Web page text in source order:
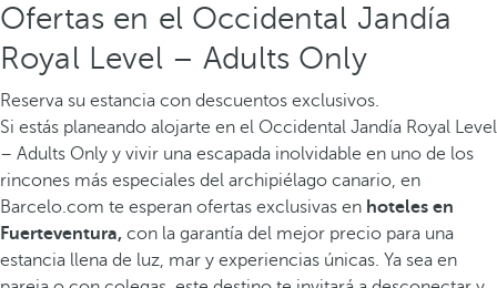
Ofertas en el Occidental Jandía
Royal Level – Adults Only
Reserva su estancia con descuentos exclusivos.
Si estás planeando alojarte en el Occidental Jandía Royal Level
– Adults Only y vivir una escapada inolvidable en uno de los
rincones más especiales del archipiélago canario, en
Barcelo.com te esperan ofertas exclusivas en hoteles en
Fuerteventura, con la garantía del mejor precio para una
estancia llena de luz, mar y experiencias únicas. Ya sea en